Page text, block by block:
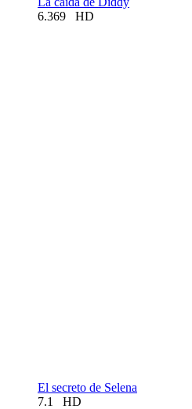
6.369
HD
El secreto de Selena
7.1
HD